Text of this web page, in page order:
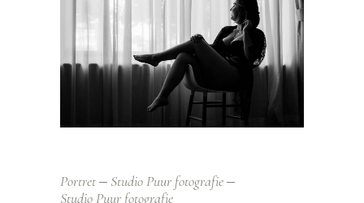
Portret
Studio Puur fotografie
Studio Puur fotografie